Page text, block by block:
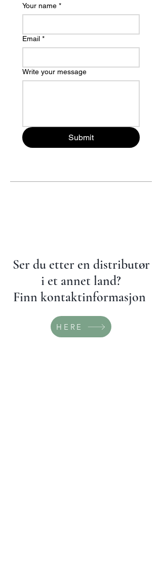
Your name *
Email *
Write your message
Submit
Ser du etter en distributør
i et annet land?
Finn kontaktinformasjon
HERE